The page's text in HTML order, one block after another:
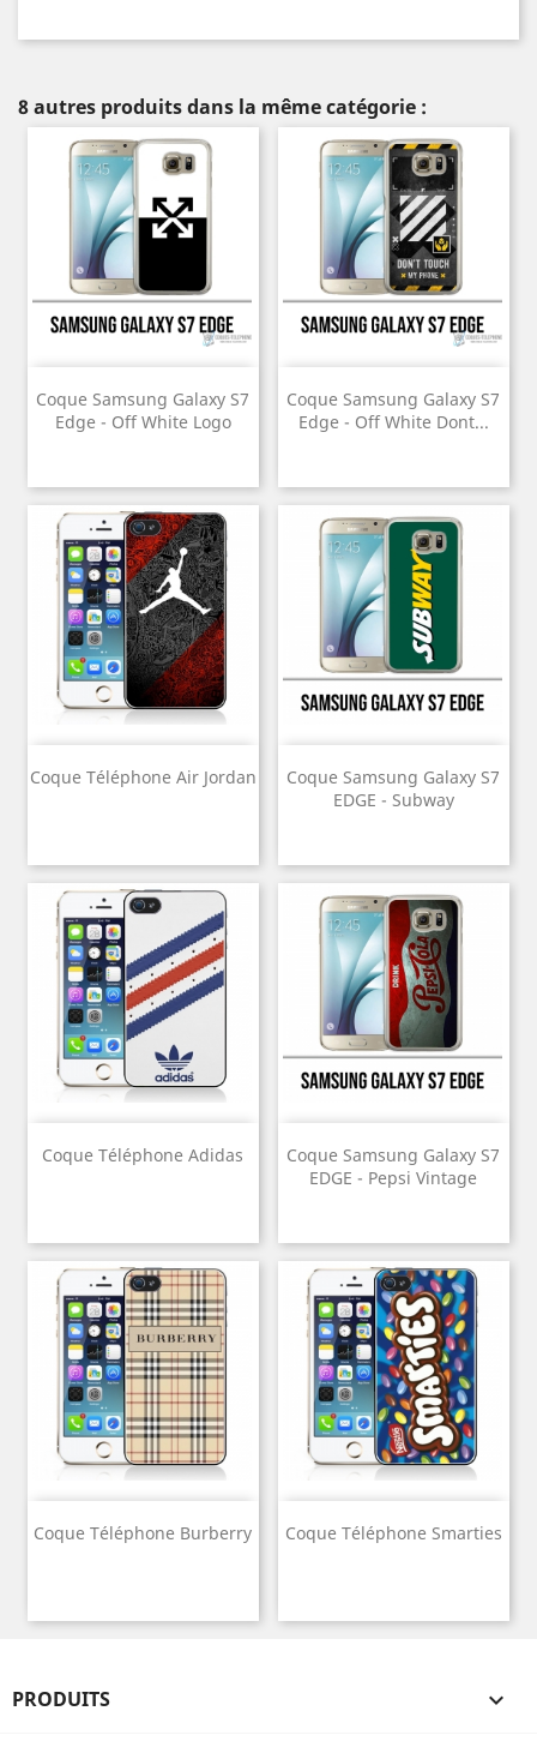
8 autres produits dans la même catégorie :
Coque Samsung Galaxy S7
Edge - Off White Logo
Coque Samsung Galaxy S7
Edge - Off White Dont...
Coque Téléphone Air Jordan
Coque Samsung Galaxy S7
EDGE - Subway
Coque Téléphone Adidas
Coque Samsung Galaxy S7
EDGE - Pepsi Vintage
Coque Téléphone Burberry Coque Téléphone Smarties
PRODUITS 